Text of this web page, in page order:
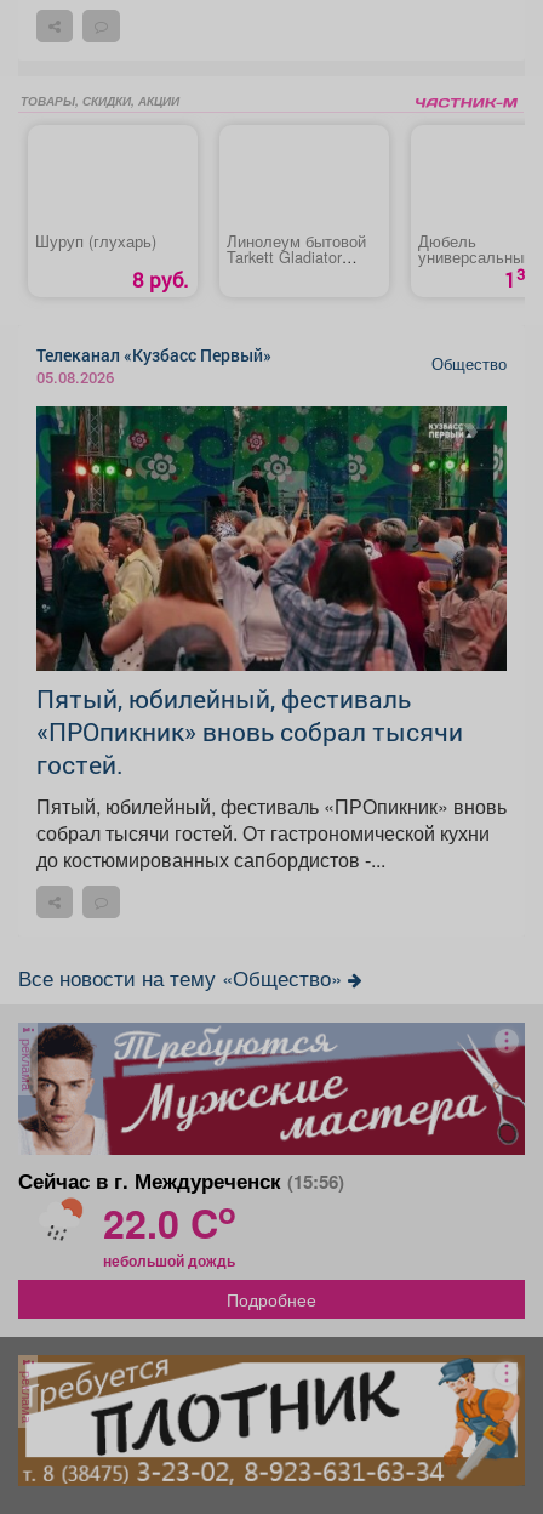
ТОВАРЫ, СКИДКИ, АКЦИИ
Шуруп (глухарь)
8 руб.
Линолеум бытовой
Tarkett Gladiator
Дюбель
универсальный
«TCHAPPAI»130
Телеканал «Кузбасс Первый»
05.08.2026
Общество
Пятый, юбилейный, фестиваль
«ПРОпикник» вновь собрал тысячи
гостей.
Пятый, юбилейный, фестиваль «ПРОпикник» вновь
собрал тысячи гостей. От гастрономической кухни
до костюмированных сапбордистов -...
Все новости на тему «Общество»
реклама
Сейчас в г. Междуреченск (15:56)
22.0 Co
небольшой дождь
Подробнее
реклама